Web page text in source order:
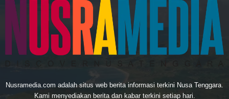
Nusramedia.com adalah situs web berita informasi terkini Nusa Tenggara.
Kami menyediakan berita dan kabar terkini setiap hari.